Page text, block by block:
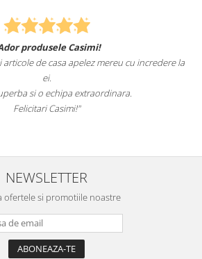
produsele Casimi!
de casa apelez mereu cu incredere la
ei.
si o echipa extraordinara.
Felicitari Casimi!"
NEWSLETTER
ofertele si promotiile noastre